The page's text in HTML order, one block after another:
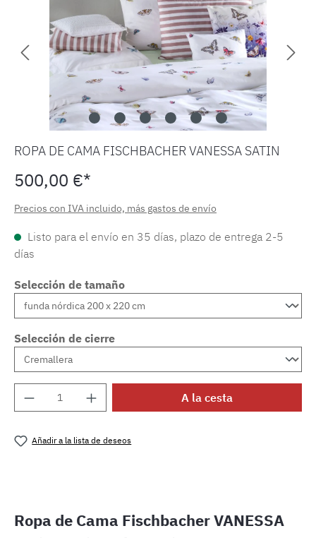
ROPA DE CAMA FISCHBACHER VANESSA SATIN
500,00 €*
Precios con IVA incluido, más gastos de envío
Listo para el envío en 35 días, plazo de entrega 2-5
días
Selección de tamaño
Selección de cierre
Cantidad del producto: introduce la
A la cesta
Añadir a la lista de deseos
Ropa de Cama Fischbacher VANESSA